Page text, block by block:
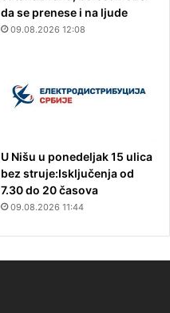
da se prenese i na ljude
09.08.2026 12:08
U Nišu u ponedeljak 15 ulica
bez struje:Isključenja od
7.30 do 20 časova
09.08.2026 11:44